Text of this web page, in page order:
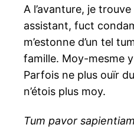
A l’avanture, je
assistant, fuct
m’estonne d’un tel
famille. Moy-mesme
Parfois ne plus ouïr
n’étois plus moy.
Tum pavor